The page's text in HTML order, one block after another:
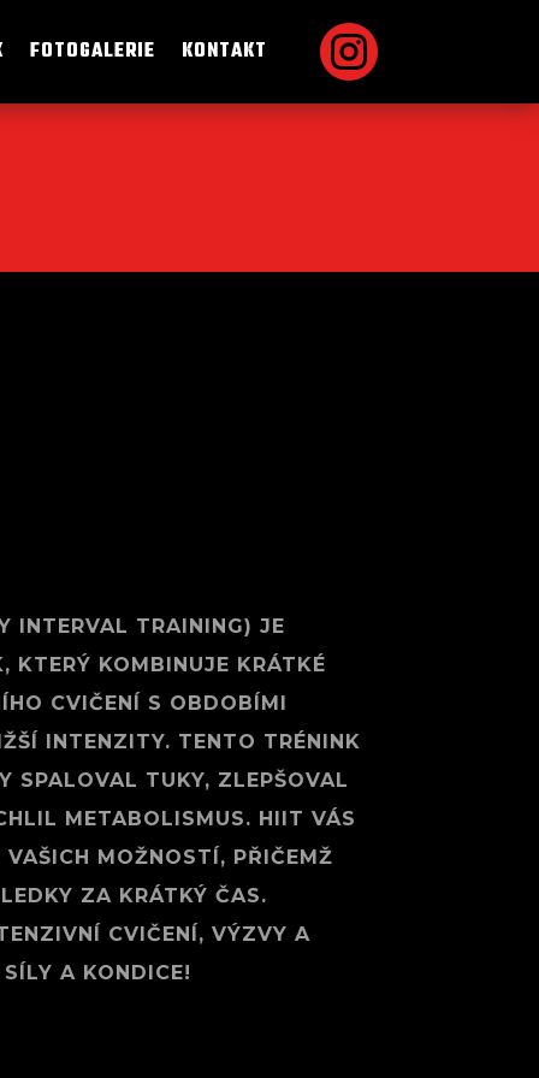
FOTOGALERIE KONTAKT 
INTERVAL TRAINING) JE
KTERÝ KOMBINUJE KRÁTKÉ
CVIČENÍ S OBDOBÍMI
INTENZITY. TENTO TRÉNINK
SPALOVAL TUKY, ZLEPŠOVAL
METABOLISMUS. HIIT VÁS
VAŠICH MOŽNOSTÍ, PŘIČEMŽ
ZA KRÁTKÝ ČAS.
CVIČENÍ, VÝZVY A
A KONDICE!